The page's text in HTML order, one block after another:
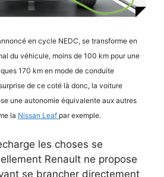
en cycle NEDC, se transforme en
du véhicule, moins de 100 km pour une
170 km en mode de conduite
de ce coté là donc, la voiture
une autonomie équivalente aux autres
la Nissan Leaf par exemple.
les choses se
Renault ne propose
se brancher directement